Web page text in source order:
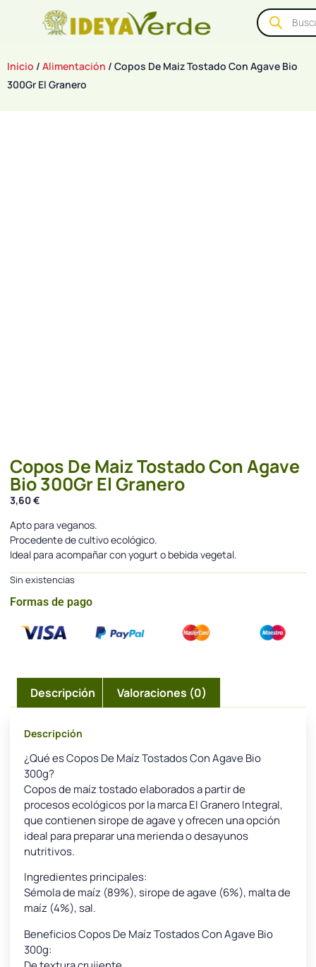
Inicio / Alimentación / Copos De Maiz Tostado Con Agave Bio
300Gr El Granero
Copos De Maiz Tostado Con Agave
Bio 300Gr El Granero
3,60€
Apto para veganos.
Procedente de cultivo ecológico.
Ideal para acompañar con yogurt o bebida vegetal.
Sin existencias
Formas de pago
Descripción Valoraciones (0)
Descripción
¿Qué es Copos De Maíz Tostados Con Agave Bio
300g?
Copos de maíz tostado elaborados a partir de
procesos ecológicos por la marca El Granero Integral,
que contienen sirope de agave y ofrecen una opción
ideal para preparar una merienda o desayunos
nutritivos.
Ingredientes principales:
Sémola de maíz (89%), sirope de agave (6%), malta de
maíz (4%), sal.
Beneficios Copos De Maíz Tostados Con Agave Bio
300g: